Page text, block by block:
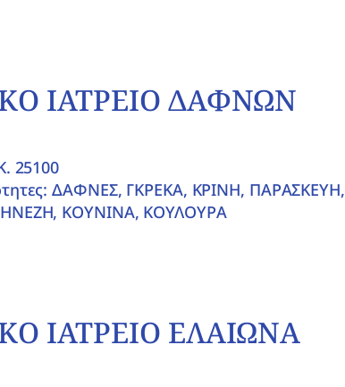
ΙΑΤΡΕΙΟ ΔΑΦΝΩΝ
25100
ΔΑΦΝΕΣ, ΓΚΡΕΚΑ, ΚΡΙΝΗ, ΠΑΡΑΣΚΕΥΗ,
ΚΟΥΝΙΝΑ, ΚΟΥΛΟΥΡΑ
ΙΑΤΡΕΙΟ ΕΛΑΙΩΝΑ